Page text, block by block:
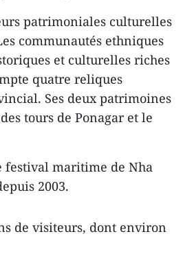
patrimoniales culturelles
communautés ethniques
et culturelles riches
quatre reliques
Ses deux patrimoines
tours de Ponagar et le
festival maritime de Nha
2003.
de visiteurs, dont environ